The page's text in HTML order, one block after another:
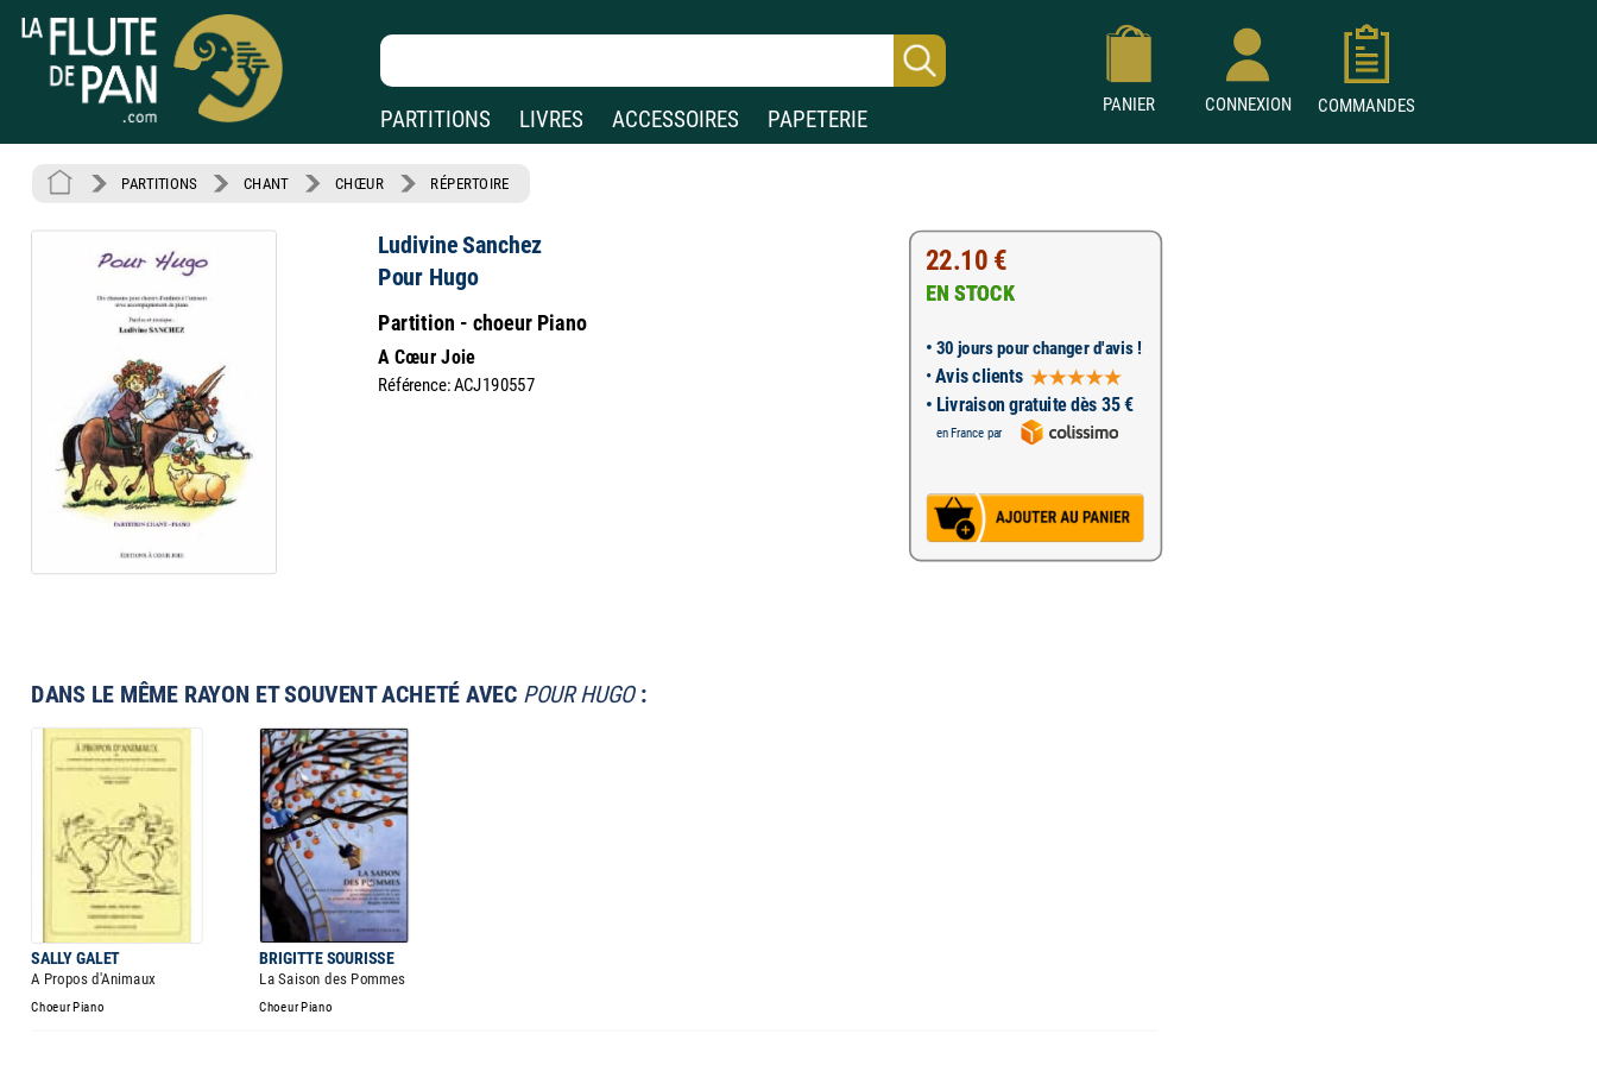
PARTITIONS LIVRES ACCESSOIRES PAPETERIE
PANIER CONNEXION COMMANDES
PARTITIONS CHANT CHŒUR RÉPERTOIRE
Ludivine Sanchez
Pour Hugo
Partition - choeur Piano
A Cœur Joie
Référence: ACJ190557
22.10 €
EN STOCK
• 30 jours pour changer d'avis !
•Avis clients
• Livraison gratuite dès 35 €
en France par
DANS LE MÊME RAYON ET SOUVENT ACHETÉ AVEC POUR HUGO:
SALLY GALET BRIGITTE SOURISSE
A Propos d'Animaux La Saison des Pommes
Choeur Piano Choeur Piano